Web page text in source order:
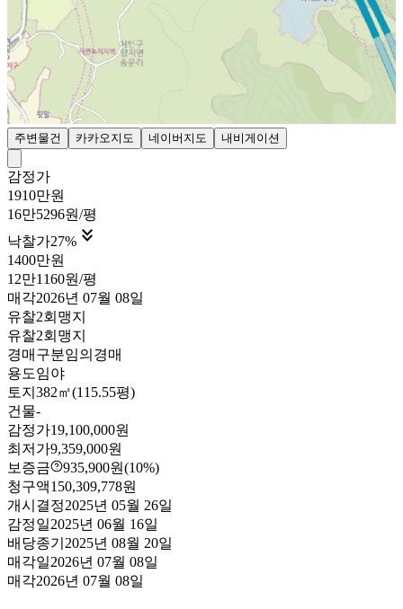
주변물건 카카오지도 네이버지도 내비게이션
감정가
1910만원
16만5296원/평
낙찰가27% 
1400만원
12만1160원/평
매각2026년 07월 08일
유찰2회 맹지
유찰2회 맹지
경매구분임의경매
용도임야
토지 382㎡(115.55평)
건물-
감정가19,100,000원
최저가9,359,000원
보증금
935,900원(10%)
청구액150,309,778원
개시결정2025년 05월 26일
감정일2025년 06월 16일
배당종기 2025년 08월 20일
매각일2026년 07월 08일
매각2026년 07월 08일